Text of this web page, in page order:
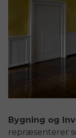
Bygning og
repræsenterer